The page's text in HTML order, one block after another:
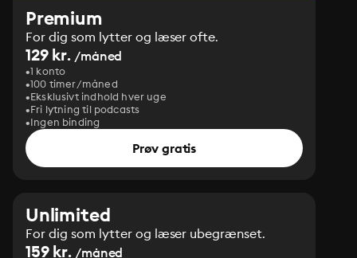
Premium
For dig som lytter og læser ofte.
129 kr. /måned
1 konto
100 timer/måned
Eksklusivt indhold hver uge
Fri lytning til podcasts
Ingen binding
Prøv gratis
Unlimited
For dig som lytter og læser ubegrænset.
159 kr. /måned